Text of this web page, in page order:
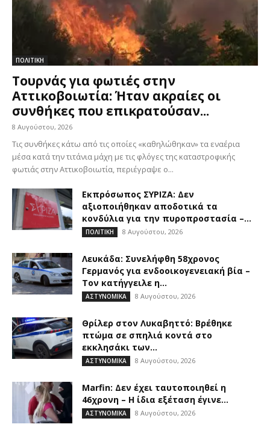
ΠΟΛΙΤΙΚΗ
Τουρνάς για φωτιές στην
Αττικοβοιωτία: Ήταν ακραίες οι
συνθήκες που επικρατούσαν...
8 Αυγούστου, 2026
Τις συνθήκες κάτω από τις οποίες «καθηλώθηκαν» τα εναέρια
μέσα κατά την τιτάνια μάχη με τις φλόγες της καταστροφικής
φωτιάς στην Αττικοβοιωτία, περιέγραψε ο...
Εκπρόσωπος ΣΥΡΙΖΑ: Δεν
αξιοποιήθηκαν αποδοτικά τα
κονδύλια για την πυροπροστασία –...
ΠΟΛΙΤΙΚΗ 8 Αυγούστου, 2026
Λευκάδα: Συνελήφθη 58χρονος
Γερμανός για ενδοοικογενειακή βία –
Τον κατήγγειλε η...
ΑΣΤΥΝΟΜΙΚΑ 8 Αυγούστου, 2026
Θρίλερ στον Λυκαβηττό: Βρέθηκε
πτώμα σε σπηλιά κοντά στο
εκκλησάκι των...
ΑΣΤΥΝΟΜΙΚΑ 8 Αυγούστου, 2026
Marfin: Δεν έχει ταυτοποιηθεί η
46χρονη – Η ίδια εξέταση έγινε...
ΑΣΤΥΝΟΜΙΚΑ 8 Αυγούστου, 2026